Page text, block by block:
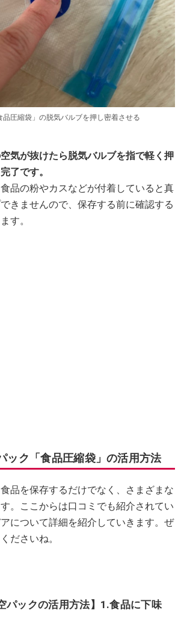
品圧縮袋」の脱気バルブを押し密着させる
空気が抜けたら脱気バルブを指で軽く押
了です。
品の粉やカスなどが付着していると真
きませんので、保存する前に確認する
す。
ック「食品圧縮袋」の活用方法
食品を保存するだけでなく、さまざまな
。ここからは口コミでも紹介されてい
について詳細を紹介していきます。ぜ
ださいね。
パックの活用方法】1.食品に下味